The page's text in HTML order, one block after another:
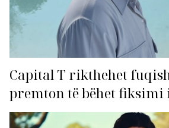
Capital T rikthehet
premton të bëhet fiksimi